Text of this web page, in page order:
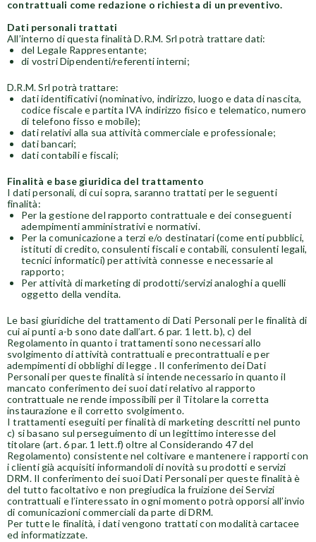
contrattuali come redazione o richiesta di un preventivo.
Dati personali trattati
All’interno di questa finalità D.R.M. Srl potrà trattare dati:
del Legale Rappresentante;
di vostri Dipendenti/referenti interni;
D.R.M. Srl potrà trattare:
dati identificativi (nominativo, indirizzo, luogo e data di nascita,
codice fiscale e partita IVA indirizzo fisico e telematico, numero
di telefono fisso e mobile);
dati relativi alla sua attività commerciale e professionale;
dati bancari;
dati contabili e fiscali;
Finalità e base giuridica del trattamento
I dati personali, di cui sopra, saranno trattati per le seguenti
finalità:
Per la gestione del rapporto contrattuale e dei conseguenti
adempimenti amministrativi e normativi.
Per la comunicazione a terzi e/o destinatari (come enti pubblici,
istituti di credito, consulenti fiscali e contabili, consulenti legali,
tecnici informatici) per attività connesse e necessarie al
rapporto;
Per attività di marketing di prodotti/servizi analoghi a quelli
oggetto della vendita.
Le basi giuridiche del trattamento di Dati Personali per le finalità di
cui ai punti a-b sono date dall’art. 6 par. 1 lett. b), c) del
Regolamento in quanto i trattamenti sono necessari allo
svolgimento di attività contrattuali e precontrattuali e per
adempimenti di obblighi di legge . Il conferimento dei Dati
Personali per queste finalità si intende necessario in quanto il
mancato conferimento dei suoi dati relativo al rapporto
contrattuale ne rende impossibili per il Titolare la corretta
instaurazione e il corretto svolgimento.
I trattamenti eseguiti per finalità di marketing descritti nel punto
c) si basano sul perseguimento di un legittimo interesse del
titolare (art. 6 par. 1 lett.f) oltre al Considerando 47 del
Regolamento) consistente nel coltivare e mantenere i rapporti con
i clienti già acquisiti informandoli di novità su prodotti e servizi
DRM. Il conferimento dei suoi Dati Personali per queste finalità è
del tutto facoltativo e non pregiudica la fruizione dei Servizi
contrattuali e l’interessato in ogni momento potrà opporsi all’invio
di comunicazioni commerciali da parte di DRM.
Per tutte le finalità, i dati vengono trattati con modalità cartacee
ed informatizzate.